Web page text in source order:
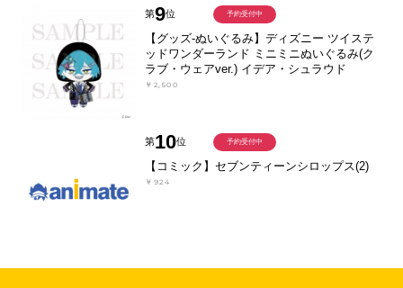
第9位
【グッズ-ぬいぐるみ】ディズニー ツイステ
ッドワンダーランド ミニミニぬいぐるみ(ク
ラブ・ウェアver.) イデア・シュラウド
￥2,500
予約受付中
第10位
【コミック】セブンティーンシロップス(2)
￥924
予約受付中